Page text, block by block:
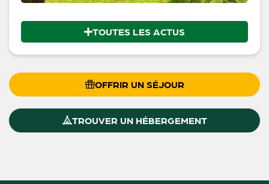
TOUTES LES ACTUS
OFFRIR UN SÉJOUR
TROUVER UN HÉBERGEMENT